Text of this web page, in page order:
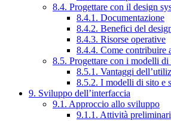
8.4. Progettare con il design
8.4.1. Documentazione
8.4.2. Benefici del
8.4.3. Risorse operative
8.4.4. Come contribuire
8.5. Progettare con i modelli di
8.5.1. Vantaggi
8.5.2. I modelli di sito e
9. Sviluppo dell’interfaccia
9.1. Approccio allo sviluppo
9.1.1. Attività preliminari